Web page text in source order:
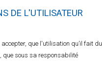
DE L'UTILISATEUR
que l'utilisation qu’il fait du
que sous sa responsabilité